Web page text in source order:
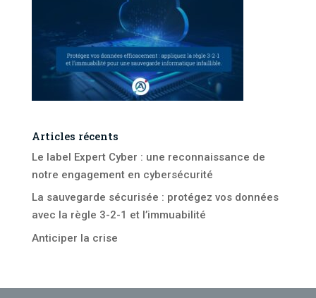
Articles récents
Le label Expert Cyber : une reconnaissance de
notre engagement en cybersécurité
La sauvegarde sécurisée : protégez vos données
avec la règle 3-2-1 et l’immuabilité
Anticiper la crise